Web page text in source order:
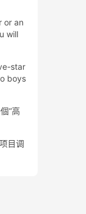
or an
will
star
boys
“高
目调